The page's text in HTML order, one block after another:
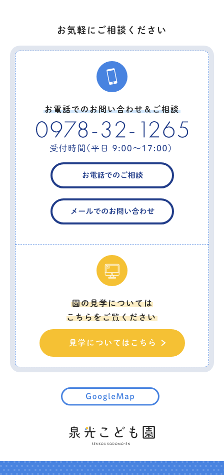
お気軽にご相談ください
お電話でのお問い合わせ＆ご相談
園の見学については
こちらをご覧ください